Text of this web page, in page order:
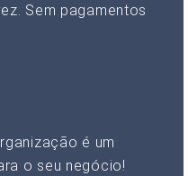
Sem pagamentos
é um
o seu negócio!